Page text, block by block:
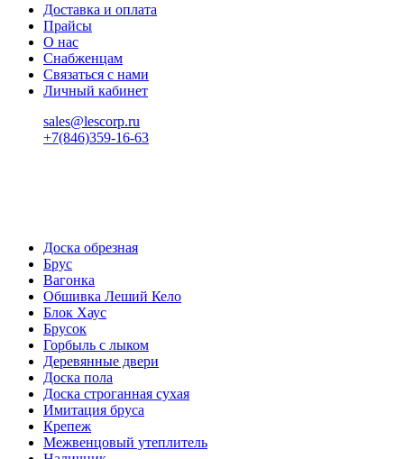
Доставка и оплата
Прайсы
О нас
Снабженцам
Связаться с нами
Личный кабинет
sales@lescorp.ru
+7(846)359-16-63
Доска обрезная
Брус
Вагонка
Обшивка Леший Кело
Блок Хаус
Брусок
Горбыль с лыком
Деревянные двери
Доска пола
Доска строганная сухая
Имитация бруса
Крепеж
Межвенцовый утеплитель